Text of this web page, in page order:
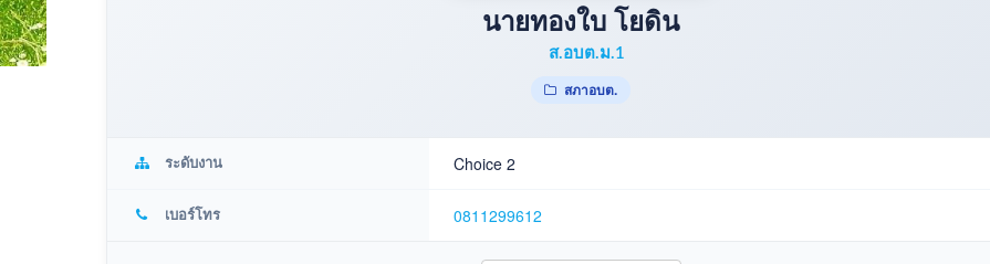
นายทองใบ โยดิน
ส.อบต.ม.1
สภาอบต.
ระดับงาน Choice 2
เบอร์โทร 0811299612